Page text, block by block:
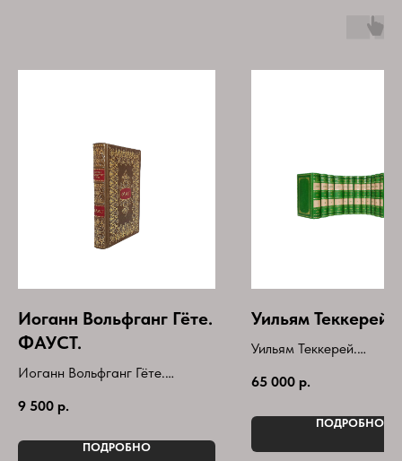
Иоганн Вольфганг Гёте.
ФАУСТ.
Иоганн Вольфганг Гёте.
Книга в кожаном переплете.
Год выпуска-2024г
9 500 р.
ПОДРОБНО
Уильям Теккерей.
Уильям Теккерей.
томах(комплект)
Букинистическое
65 000 р.
ПОДРОБНО